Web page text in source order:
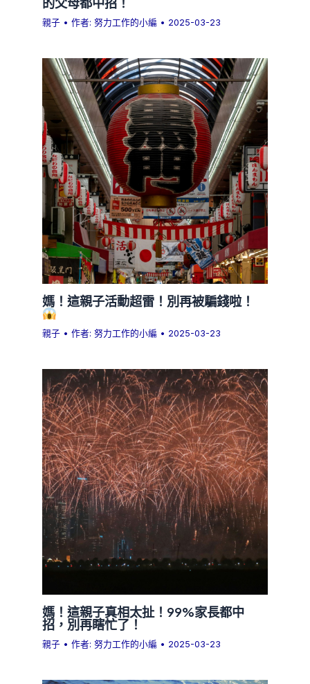
親子 • 作者:努力工作的小編 • 2025-03-23
媽！這親子活動超雷！別再被騙錢啦！
親子 • 作者:努力工作的小編 • 2025-03-23
媽！這親子真相太扯！99%家長都中
招，別再瞎忙了！
親子 • 作者:努力工作的小編 • 2025-03-23